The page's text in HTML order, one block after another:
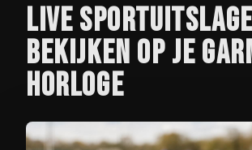
LIVE
BEKIJKEN OP JE
HORLOGE